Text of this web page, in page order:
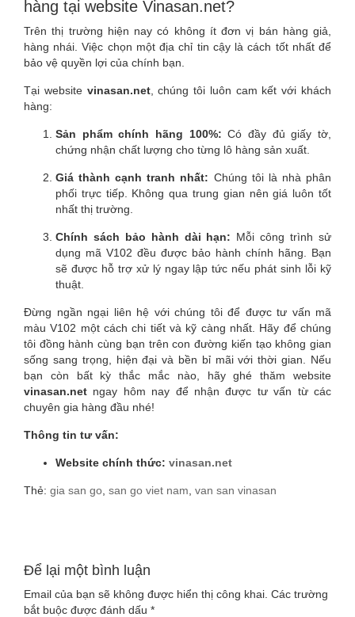
hàng tại website Vinasan.net?
Trên thị trường hiện nay có không ít đơn vị bán hàng giả,
hàng nhái. Việc chọn một địa chỉ tin cậy là cách tốt nhất để
bảo vệ quyền lợi của chính bạn.
Tại website vinasan.net, chúng tôi luôn cam kết với khách
hàng:
Sản phẩm chính hãng 100%: Có đầy đủ giấy tờ,
chứng nhận chất lượng cho từng lô hàng sản xuất.
Giá thành cạnh tranh nhất: Chúng tôi là nhà phân
phối trực tiếp. Không qua trung gian nên giá luôn tốt
nhất thị trường.
Chính sách bảo hành dài hạn: Mỗi công trình sử
dụng mã V102 đều được bảo hành chính hãng. Bạn
sẽ được hỗ trợ xử lý ngay lập tức nếu phát sinh lỗi kỹ
thuật.
Đừng ngần ngại liên hệ với chúng tôi để được tư vấn mã
màu V102 một cách chi tiết và kỹ càng nhất. Hãy để chúng
tôi đồng hành cùng bạn trên con đường kiến tạo không gian
sống sang trọng, hiện đại và bền bỉ mãi với thời gian. Nếu
bạn còn bất kỳ thắc mắc nào, hãy ghé thăm website
vinasan.net ngay hôm nay để nhận được tư vấn từ các
chuyên gia hàng đầu nhé!
Thông tin tư vấn:
Website chính thức: vinasan.net
Thẻ: gia san go san go viet nam van san vinasan
Để lại một bình luận
Email của bạn sẽ không được hiển thị công khai. Các trường
bắt buộc được đánh dấu *